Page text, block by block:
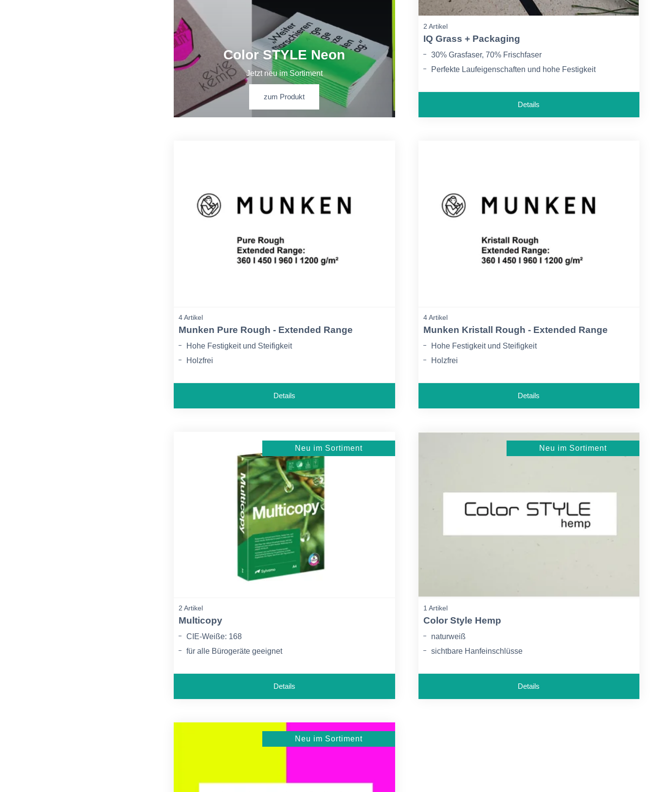
Color STYLE Neon
Jetzt neu im Sortiment
zum Produkt
2 Artikel
IQ Grass + Packaging
30% Grasfaser, 70% Frischfaser
Perfekte Laufeigenschaften und hohe Festigkeit
Details
4 Artikel
Munken Pure Rough - Extended Range
Hohe Festigkeit und Steifigkeit
Holzfrei
Details
4 Artikel
Munken Kristall Rough - Extended Range
Hohe Festigkeit und Steifigkeit
Holzfrei
Details
Neu im Sortiment
2 Artikel
Multicopy
CIE-Weiße: 168
für alle Bürogeräte geeignet
Details
Neu im Sortiment
1 Artikel
Color Style Hemp
naturweiß
sichtbare Hanfeinschlüsse
Details
Neu im Sortiment